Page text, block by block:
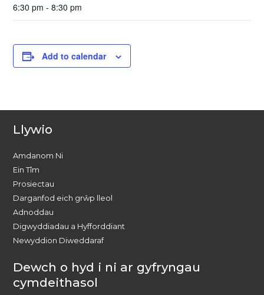
6:30 pm - 8:30 pm
Add to calendar
Llywio
Amdanom Ni
Ein Tîm
Prosiectau
Darganfod eich grŵp lleol
Adnoddau
Digwyddiadau a Hyfforddiant
Newyddion Diweddaraf
Dewch o hyd i ni ar gyfryngau
cymdeithasol